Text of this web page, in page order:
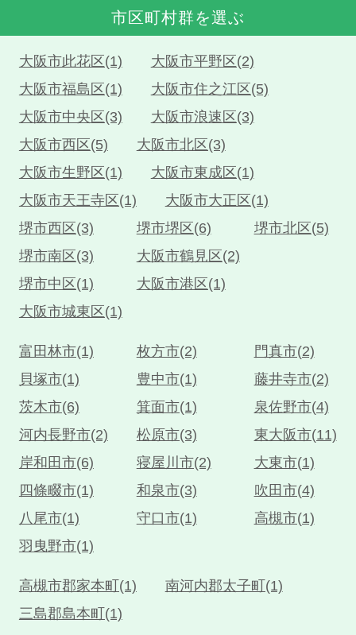
市区町村群を選ぶ
大阪市此花区(1)
大阪市平野区(2)
大阪市福島区(1)
大阪市住之江区(5)
大阪市中央区(3)
大阪市浪速区(3)
大阪市西区(5)
大阪市北区(3)
大阪市生野区(1)
大阪市東成区(1)
大阪市天王寺区(1)
大阪市大正区(1)
堺市西区(3)
堺市堺区(6)
堺市北区(5)
堺市南区(3)
大阪市鶴見区(2)
堺市中区(1)
大阪市港区(1)
大阪市城東区(1)
富田林市(1) 枚方市(2)
門真市(2)
貝塚市(1)
豊中市(1)
藤井寺市(2)
茨木市(6)
箕面市(1)
泉佐野市(4)
河内長野市(2)
松原市(3)
東大阪市(11)
岸和田市(6)
寝屋川市(2)
大東市(1)
四條畷市(1)
和泉市(3)
吹田市(4)
八尾市(1)
守口市(1)
高槻市(1)
羽曳野市(1)
高槻市郡家本町(1)
南河内郡太子町(1)
三島郡島本町(1)